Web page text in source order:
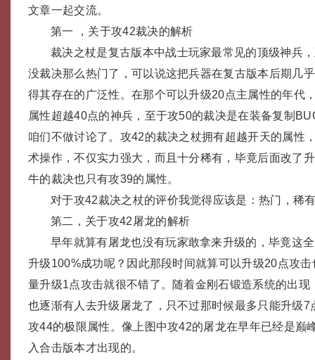
文章一起交流。
第一 ，关于攻42裁决的解析
裁决之杖是复古版本中战士玩家最常见的顶级神兵
没裁决那么热门了，可以说这把兵器在复古版本后期几
得其存在的广泛性。在那个可以升级20点主属性的年代
属性超越40点的神兵，至于攻50的裁决是在装备复制
咱们不做讨论了。攻42的裁决之杖拥有超越开天的属性
术操作，不仅实力强大，而且十分稀有，毕竟后面改了
牛的裁决也只有攻39的属性。
对于攻42裁决之杖的评价我觉得应该是：热门，稀
第二，关于攻42屠龙的解析
早年就算有屠龙也没有玩家敢拿来升级的，毕竟这
升级100%成功呢？因此那段时间就算可以升级20点攻
量升级1点攻击就很不错了。随着金刚石锻造系统的出现
也逐渐有人去升级屠龙了，只不过那时候最多只能升级7
攻44的极限属性。像上图中攻42的屠龙在早年已经是巅
入合击版本才出现的。